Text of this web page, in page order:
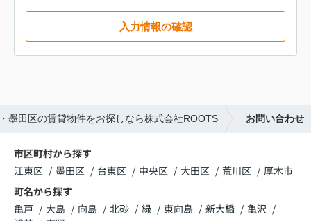
入力情報の確認
墨田区の賃貸物件をお探しなら株式会社ROOTS お問い合わせ
市区町村から探す
江東区
墨田区 台東区 中央区 大田区 荒川区
厚木市
町名から探す
亀戸
大島 向島 北砂 緑 東向島 新大橋
亀沢